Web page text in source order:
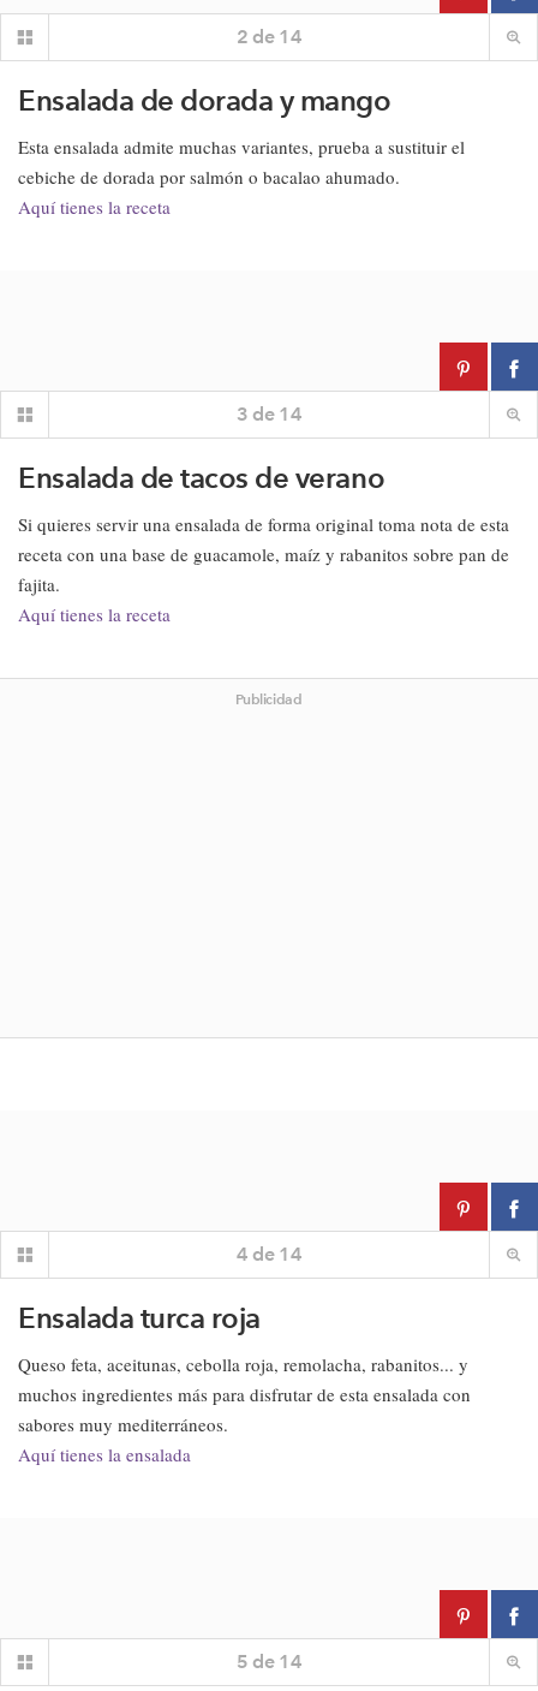
2 de 14
Ensalada de dorada y mango
Esta ensalada admite muchas variantes, prueba a sustituir el
cebiche de dorada por salmón o bacalao ahumado.
Aquí tienes la receta
3 de 14
Ensalada de tacos de verano
Si quieres servir una ensalada de forma original toma nota de esta
receta con una base de guacamole, maíz y rabanitos sobre pan de
fajita.
Aquí tienes la receta
Publicidad
4 de 14
Ensalada turca roja
Queso feta, aceitunas, cebolla roja, remolacha, rabanitos... y
muchos ingredientes más para disfrutar de esta ensalada con
sabores muy mediterráneos.
Aquí tienes la ensalada
5 de 14